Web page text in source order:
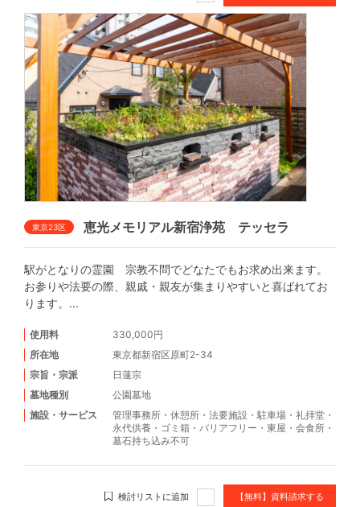
東京23区 恵光メモリアル新宿浄苑 テッセラ
駅がとなりの霊園 宗教不問でどなたでもお求め出来ます。
お参りや法要の際、親戚・親友が集まりやすいと喜ばれてお
ります。...
使用料
330,000円
所在地
東京都新宿区原町2-34
宗旨・宗派
日蓮宗
墓地種別
公園墓地
施設・サービス
管理事務所 ・ 休憩所 ・ 法要施設 ・ 駐車場 ・ 礼拝堂 ・
永代供養 ・ ゴミ箱 ・ バリアフリー ・ 東屋 ・ 会食所 ・
墓石持ち込み不可
検討リストに追加 【無料】資料請求する